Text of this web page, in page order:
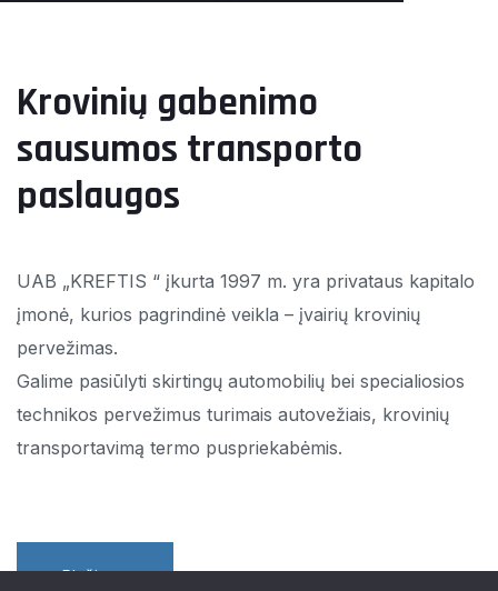
Krovinių gabenimo
sausumos transporto
paslaugos
UAB „KREFTIS “ įkurta 1997 m. yra privataus kapitalo
įmonė, kurios pagrindinė veikla – įvairių krovinių
pervežimas.
Galime pasiūlyti skirtingų automobilių bei specialiosios
technikos pervežimus turimais autovežiais, krovinių
transportavimą termo puspriekabėmis.
Plačiau...